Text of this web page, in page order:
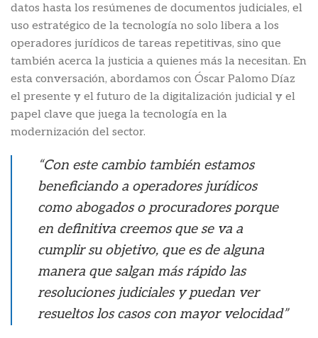
datos hasta los resúmenes de documentos judiciales, el
uso estratégico de la tecnología no solo libera a los
operadores jurídicos de tareas repetitivas, sino que
también acerca la justicia a quienes más la necesitan. En
esta conversación, abordamos con Óscar Palomo Díaz
el presente y el futuro de la digitalización judicial y el
papel clave que juega la tecnología en la
modernización del sector.
“Con este cambio también estamos
beneficiando a operadores jurídicos
como abogados o procuradores porque
en definitiva creemos que se va a
cumplir su objetivo, que es de alguna
manera que salgan más rápido las
resoluciones judiciales y puedan ver
resueltos los casos con mayor velocidad”